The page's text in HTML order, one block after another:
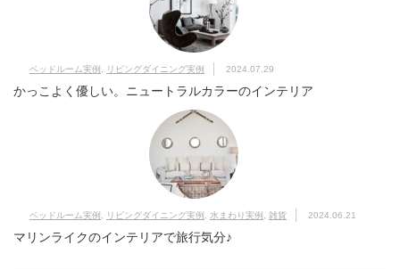
ベッドルーム実例 リビングダイニング実例 2024.07.29
かっこよく優しい。ニュートラルカラーのインテリア
ベッドルーム実例 リビングダイニング実例 水まわり実例 雑貨 2024.06.21
マリンライクのインテリアで旅行気分♪